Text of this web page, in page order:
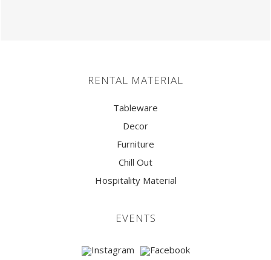
RENTAL MATERIAL
Tableware
Decor
Furniture
Chill Out
Hospitality Material
EVENTS